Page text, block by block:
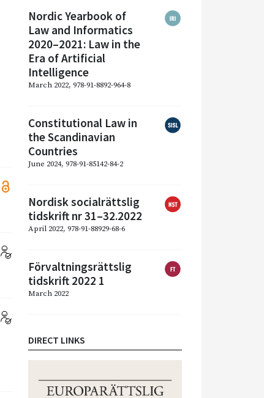
Nordic Yearbook of
Law and Informatics
2020–2021: Law in the
Era of Artificial
Intelligence
March 2022, 978-91-8892-964-8
Constitutional Law in
the Scandinavian
Countries
June 2024, 978-91-85142-84-2
Nordisk socialrättslig
tidskrift nr 31–32.2022
April 2022, 978-91-88929-68-6
Förvaltningsrättslig
tidskrift 2022 1
March 2022
DIRECT LINKS